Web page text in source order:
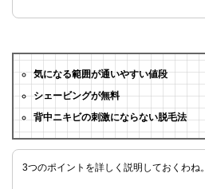
気になる範囲が通いやすい値段
シェービングが無料
背中ニキビの刺激にならない脱毛法
3つのポイントを詳しく説明しておくわね。